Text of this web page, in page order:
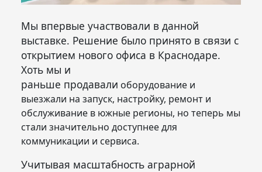
Мы впервые участвовали в данной
выставке. Решение было принято в связи с
открытием нового офиса в Краснодаре.
Хоть мы и
раньше продавали оборудование и
выезжали на запуск, настройку, ремонт и
обслуживание в южные регионы, но теперь мы
стали значительно доступнее для
коммуникации и сервиса.
Учитывая масштабность аграрной